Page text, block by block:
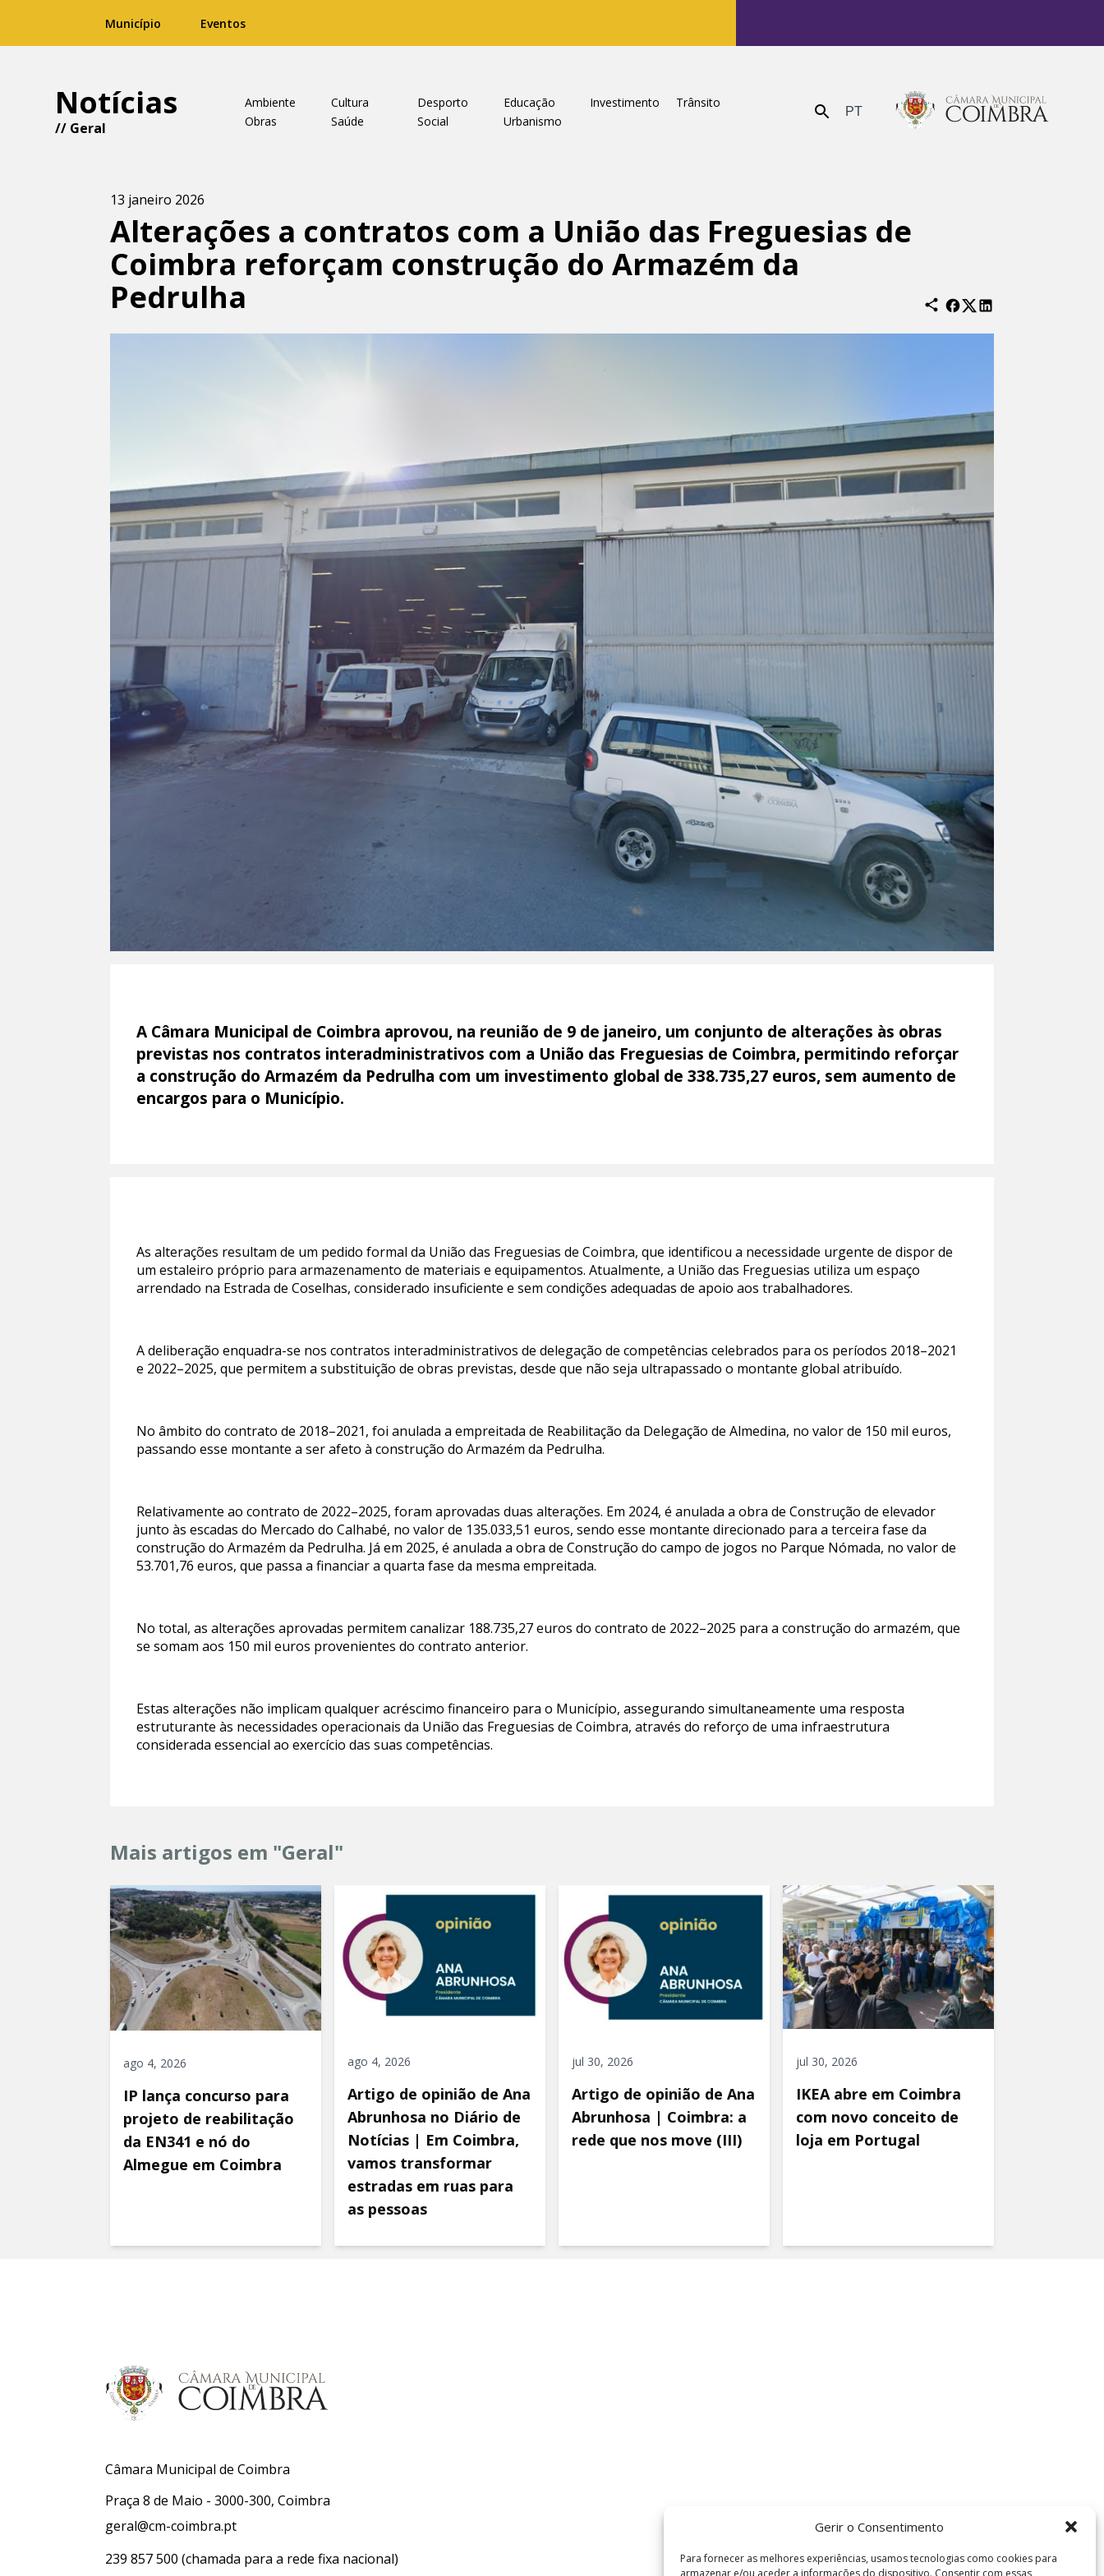
Gerir o Consentimento
Para fornecer as melhores experiências, usamos tecnologias como cookies para
armazenar e/ou aceder a informações do dispositivo. Consentir com essas
Município Eventos
Notícias
// Geral
Ambiente Cultura Desporto Educação Investimento
Trânsito
Obras
Saúde Social Urbanismo Enviar PT
13 janeiro 2026
Alterações a contratos com a União das Freguesias de
Coimbra reforçam construção do Armazém da
Pedrulha
A Câmara Municipal de Coimbra aprovou, na reunião de 9 de janeiro, um conjunto de alterações às obras
previstas nos contratos interadministrativos com a União das Freguesias de Coimbra, permitindo reforçar
a construção do Armazém da Pedrulha com um investimento global de 338.735,27 euros, sem aumento de
encargos para o Município.
As alterações resultam de um pedido formal da União das Freguesias de Coimbra, que identificou a necessidade urgente de dispor de
um estaleiro próprio para armazenamento de materiais e equipamentos. Atualmente, a União das Freguesias utiliza um espaço
arrendado na Estrada de Coselhas, considerado insuficiente e sem condições adequadas de apoio aos trabalhadores.
A deliberação enquadra-se nos contratos interadministrativos de delegação de competências celebrados para os períodos 2018–2021
e 2022–2025, que permitem a substituição de obras previstas, desde que não seja ultrapassado o montante global atribuído.
No âmbito do contrato de 2018–2021, foi anulada a empreitada de Reabilitação da Delegação de Almedina, no valor de 150 mil euros,
passando esse montante a ser afeto à construção do Armazém da Pedrulha.
Relativamente ao contrato de 2022–2025, foram aprovadas duas alterações. Em 2024, é anulada a obra de Construção de elevador
junto às escadas do Mercado do Calhabé, no valor de 135.033,51 euros, sendo esse montante direcionado para a terceira fase da
construção do Armazém da Pedrulha. Já em 2025, é anulada a obra de Construção do campo de jogos no Parque Nómada, no valor de
53.701,76 euros, que passa a financiar a quarta fase da mesma empreitada.
No total, as alterações aprovadas permitem canalizar 188.735,27 euros do contrato de 2022–2025 para a construção do armazém, que
se somam aos 150 mil euros provenientes do contrato anterior.
Estas alterações não implicam qualquer acréscimo financeiro para o Município, assegurando simultaneamente uma resposta
estruturante às necessidades operacionais da União das Freguesias de Coimbra, através do reforço de uma infraestrutura
considerada essencial ao exercício das suas competências.
Mais artigos em "Geral"
ago 4, 2026
IP lança concurso para
projeto de reabilitação
da EN341 e nó do
Almegue em Coimbra
ago 4, 2026
Artigo de opinião de Ana
Abrunhosa no Diário de
Notícias | Em Coimbra,
vamos transformar
estradas em ruas para
as pessoas
jul 30, 2026
Artigo de opinião de Ana
Abrunhosa | Coimbra: a
rede que nos move (III)
jul 30, 2026
IKEA abre em Coimbra
com novo conceito de
loja em Portugal
Câmara Municipal de Coimbra
Praça 8 de Maio - 3000-300, Coimbra
geral@cm-coimbra.pt
239 857 500 (chamada para a rede fixa nacional)